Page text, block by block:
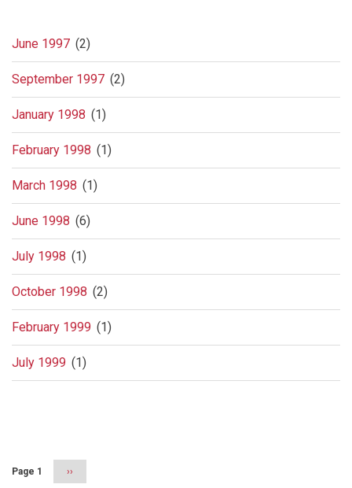
June 1997 (2)
September 1997 (2)
January 1998 (1)
February 1998 (1)
March 1998 (1)
June 1998 (6)
July 1998 (1)
October 1998 (2)
February 1999 (1)
July 1999 (1)
Page 1
Next
page
››